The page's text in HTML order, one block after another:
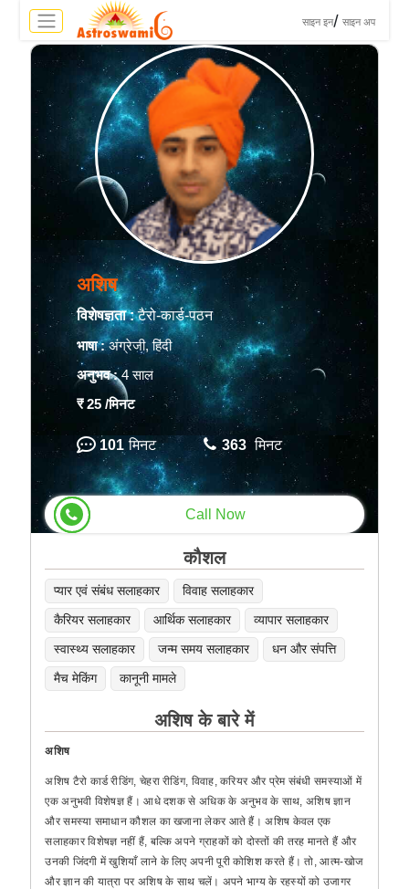
साइन इन/ साइन अप
अशिष
विशेषज्ञता :टैरो-कार्ड-पठन
भाषा :अंग्रेजी, हिंदी
अनुभव :4 साल
₹ 25/मिनट
101 मिनट 363 मिनट
Call Now
कौशल
प्यार एवं संबंध सलाहकार
विवाह सलाहकार
कैरियर सलाहकार
आर्थिक सलाहकार
व्यापार सलाहकार
स्वास्थ्य सलाहकार
जन्म समय सलाहकार
धन और संपत्ति
मैच मेकिंग
कानूनी मामले
अशिष के बारे में
अशिष
अशिष टैरो कार्ड रीडिंग, चेहरा रीडिंग, विवाह, करियर और प्रेम संबंधी समस्याओं में
एक अनुभवी विशेषज्ञ हैं। आधे दशक से अधिक के अनुभव के साथ, अशिष ज्ञान
और समस्या समाधान कौशल का खजाना लेकर आते हैं। अशिष केवल एक
सलाहकार विशेषज्ञ नहीं हैं, बल्कि अपने ग्राहकों को दोस्तों की तरह मानते हैं और
उनकी जिंदगी में खुशियाँ लाने के लिए अपनी पूरी कोशिश करते हैं। तो, आत्म-खोज
और ज्ञान की यात्रा पर अशिष के साथ चलें। अपने भाग्य के रहस्यों को उजागर